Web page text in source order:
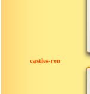
castles-ren